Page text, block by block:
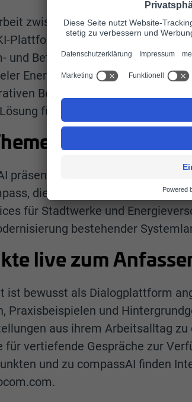
zwischen regiocom und
Plattform und
und Betriebserfahrung in der
Energieversorger: Wie lässt
Betrieb integriert werden
für die Energiewirtschaft.
präsentiert regiocom auf der E-
die cloudbasierte
für Stadtwerke und
bestehender
live zum
ist bewusst als Dialogplattform
Praxisbeispielen und
aus ihrem Arbeitsalltag
für vertiefende Gespräche zur
und zu compassAI finden